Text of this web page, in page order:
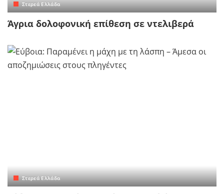
Στερεά Ελλάδα
Άγρια δολοφονική επίθεση σε ντελιβερά
Στερεά Ελλάδα